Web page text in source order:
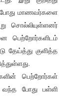
போது மாணவர்களை
சொல்லியுள்ளனர்
பெற்றோர்களிடம்
தேய்த்து குளித்த
பெற்றோர்கள்
போது பள்ளி